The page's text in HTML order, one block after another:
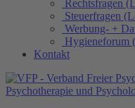
Rechtsfragen
Steuerfragen
Werbung- +
Hygieneforum
Kontakt